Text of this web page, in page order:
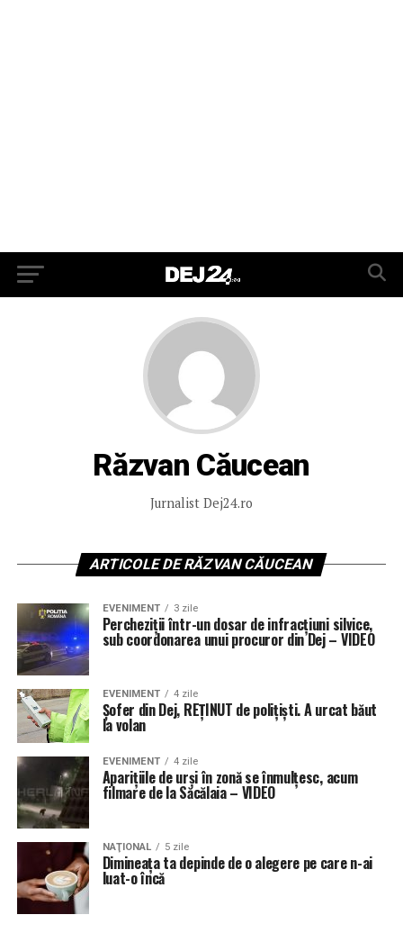
Răzvan Căucean
Jurnalist Dej24.ro
ARTICOLE DE RĂZVAN CĂUCEAN
EVENIMENT 3 zile
Percheziții într-un dosar de infracțiuni silvice,
sub coordonarea unui procuror din Dej – VIDEO
EVENIMENT 4 zile
Șofer din Dej, REȚINUT de polițiști. A urcat băut
la volan
EVENIMENT 4 zile
Aparițiile de urși în zonă se înmulțesc, acum
filmare de la Săcălaia – VIDEO
NAŢIONAL 5 zile
Dimineața ta depinde de o alegere pe care n-ai
luat-o încă